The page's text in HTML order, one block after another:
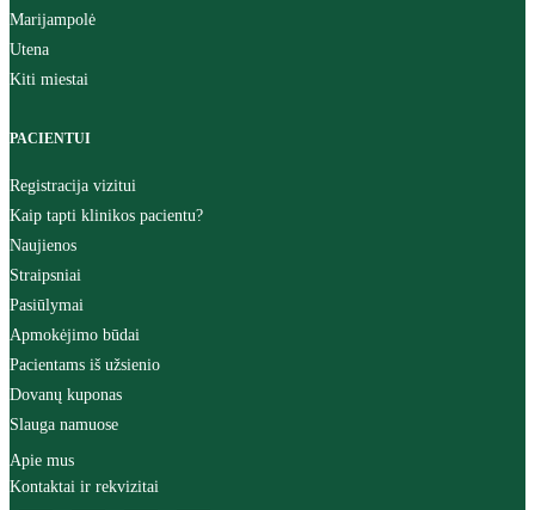
Marijampolė
Utena
Kiti miestai
PACIENTUI
Registracija vizitui
Kaip tapti klinikos pacientu?
Naujienos
Straipsniai
Pasiūlymai
Apmokėjimo būdai
Pacientams iš užsienio
Dovanų kuponas
Slauga namuose
Apie mus
Kontaktai ir rekvizitai